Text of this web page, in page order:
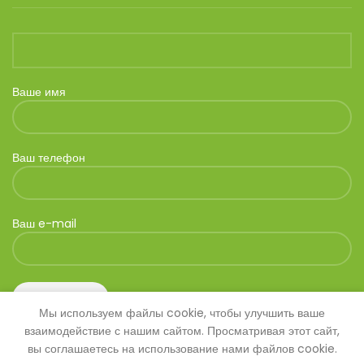
Ваше имя
Ваш телефон
Ваш e-mail
Мы используем файлы cookie, чтобы улучшить ваше
взаимодействие с нашим сайтом. Просматривая этот сайт,
вы соглашаетесь на использование нами файлов cookie.